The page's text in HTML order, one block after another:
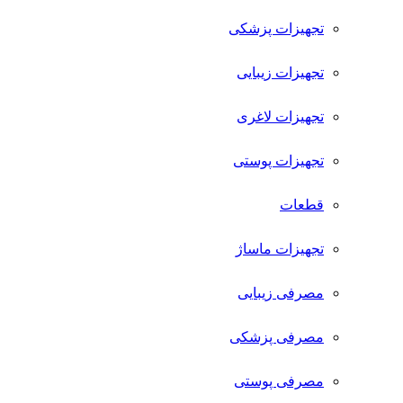
تجهیزات پزشکی
تجهیزات زیبایی
تجهیزات لاغری
تجهیزات پوستی
قطعات
تجهیزات ماساژ
مصرفی زیبایی
مصرفی پزشکی
مصرفی پوستی